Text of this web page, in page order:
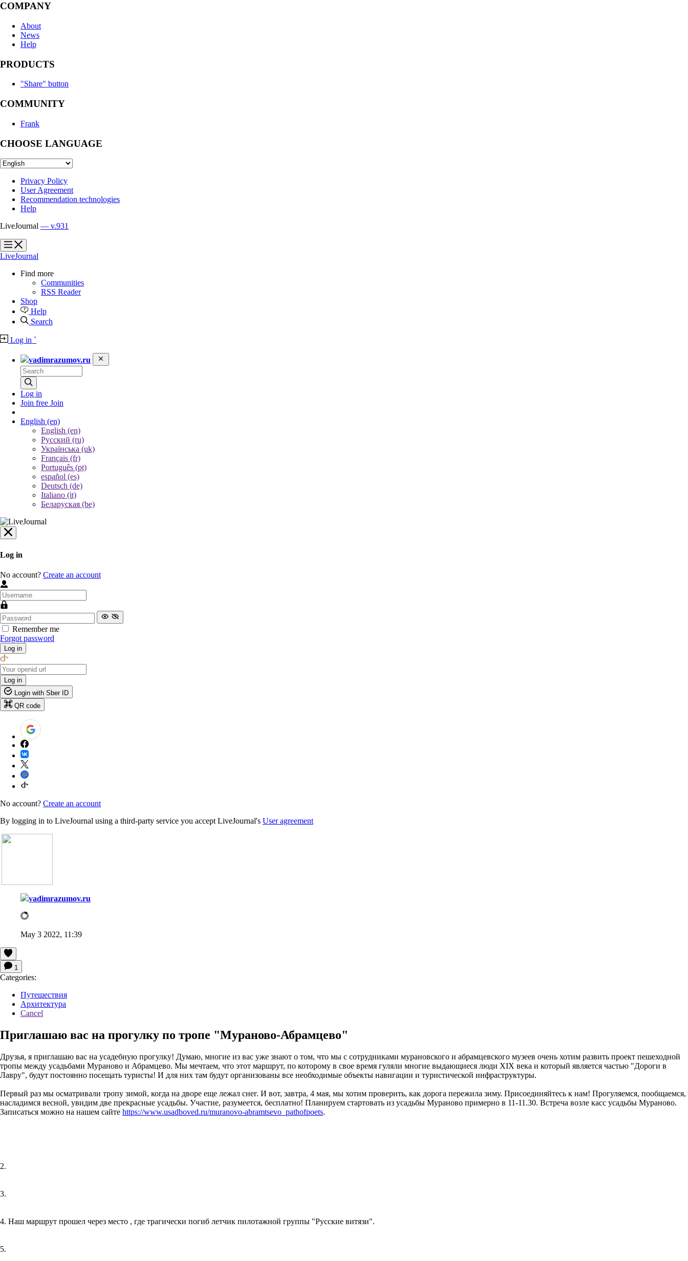
COMPANY
About
News
Help
PRODUCTS
"Share" button
COMMUNITY
Frank
CHOOSE LANGUAGE
Privacy Policy
User Agreement
Recommendation technologies
Help
LiveJournal — v.931
?
?
LiveJournal
Find more
Communities
RSS Reader
Shop
Help
Search
Log in `
vadimrazumov.ru
Log in
Join free Join
English (en)
English (en)
Русский (ru)
Українська (uk)
Français (fr)
Português (pt)
español (es)
Deutsch (de)
Italiano (it)
Беларуская (be)
Log in
No account? Create an account
Remember me
Forgot password
Log in
Log in
Login with Sber ID
QR code
No account? Create an account
By logging in to LiveJournal using a third-party service you accept LiveJournal's User agreement
vadimrazumov.ru
May 3 2022, 11:39
1
Categories:
Путешествия
Архитектура
Cancel
Приглашаю вас на прогулку по тропе "Мураново-Абрамцево"
Друзья, я приглашаю вас на усадебную прогулку! Думаю, многие из вас уже знают о том, что мы с сотрудниками мурановского и абрамцевского музеев очень хотим развить проект пешеходной
тропы между усадьбами Мураново и Абрамцево. Мы мечтаем, что этот маршрут, по которому в свое время гуляли многие выдающиеся люди XIX века и который является частью "Дороги в
Лавру", будут постоянно посещать туристы! И для них там будут организованы все необходимые объекты навигации и туристической инфраструктуры.
Первый раз мы осматривали тропу зимой, когда на дворе еще лежал снег. И вот, завтра, 4 мая, мы хотим проверить, как дорога пережила зиму. Присоединяйтесь к нам! Прогуляемся, пообщаемся,
насладимся весной, увидим две прекрасные усадьбы. Участие, разумеется, бесплатно! Планируем стартовать из усадьбы Мураново примерно в 11-11.30. Встреча возле касс усадьбы Мураново.
Записаться можно на нашем сайте https://www.usadboved.ru/muranovo-abramtsevo_pathofpoets.
2.
3.
4. Наш маршрут прошел через место , где трагически погиб летчик пилотажной группы "Русские витязи".
5.